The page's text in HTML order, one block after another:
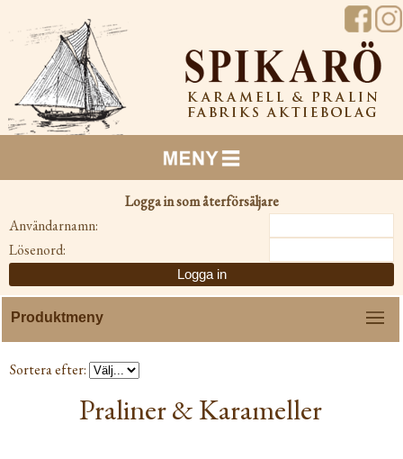
Logga in som återförsäljare
Användarnamn:
Lösenord:
Sortera efter:
Praliner & Karameller